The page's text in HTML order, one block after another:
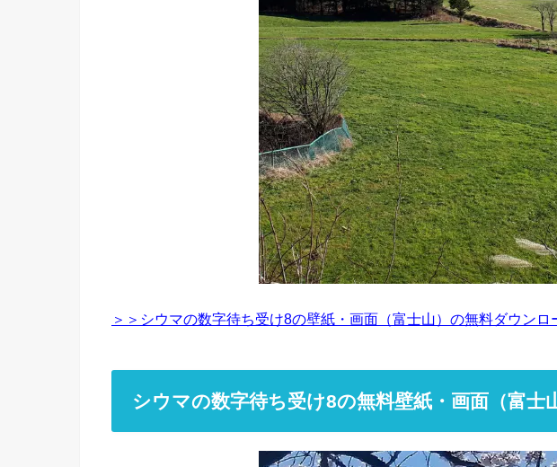
＞＞シウマの数字待ち受け8の壁紙・画面（富士山）の無料ダウンロ
シウマの数字待ち受け8の無料壁紙・画面（富士